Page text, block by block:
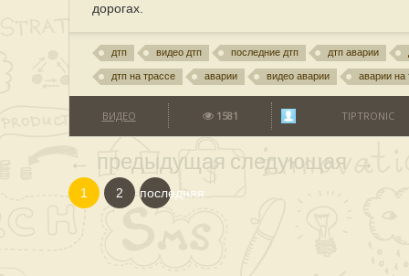
дорогах.
дтп видео дтп последние дтп дтп аварии
дтп на трассе аварии видео аварии аварии на
ВИДЕО 1581 TIPTRONIC
← предыдущая следующая →
1 2 последняя